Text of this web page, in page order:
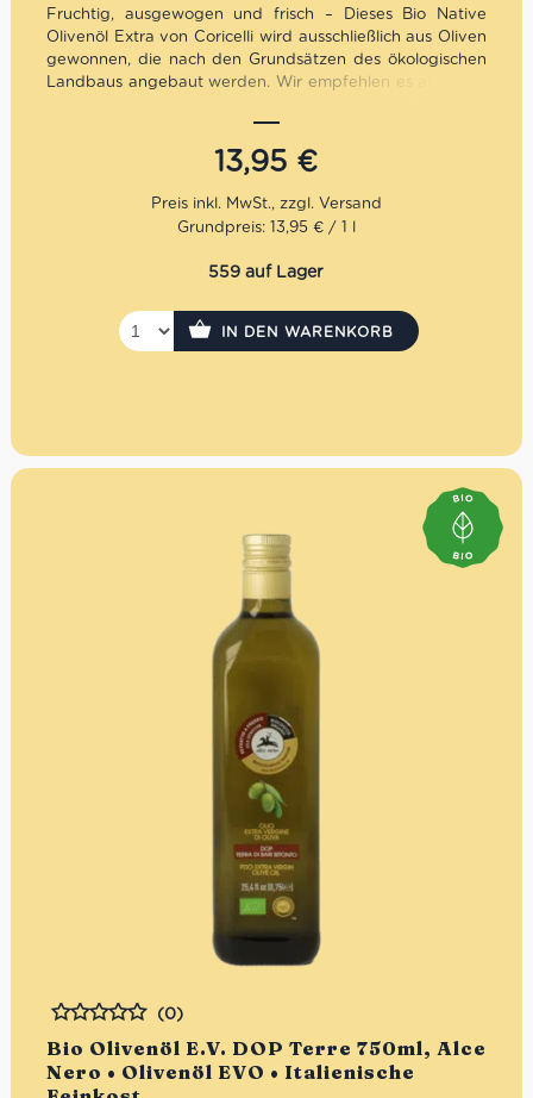
Fruchtig, ausgewogen und frisch – Dieses Bio Native
Olivenöl Extra von Coricelli wird ausschließlich aus Oliven
gewonnen, die nach den Grundsätzen des ökologischen
Landbaus angebaut werden. Wir empfehlen es allen, die
Beste seiner Natürlichkeit bietet. Bio-zertifiziert.
13,95 €
Grundpreis: 13,95 € / 1 l
559 auf Lager
IN DEN WARENKORB
Bio Olivenöl E.V. DOP Terre 750ml, Alce
Nero • Olivenöl EVO • Italienische
Bewertet
(0)